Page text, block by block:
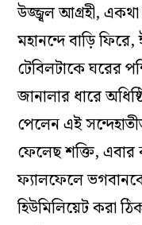
উজ্জ্বল আগ্রহী,
মহানন্দে বাড়ি
টেবিলটাকে ঘরের
জানালার ধারে
পেলেন এই
ফেলেছ শক্তি,
ফ্যালফেলে
হিউমিলিয়েট করা